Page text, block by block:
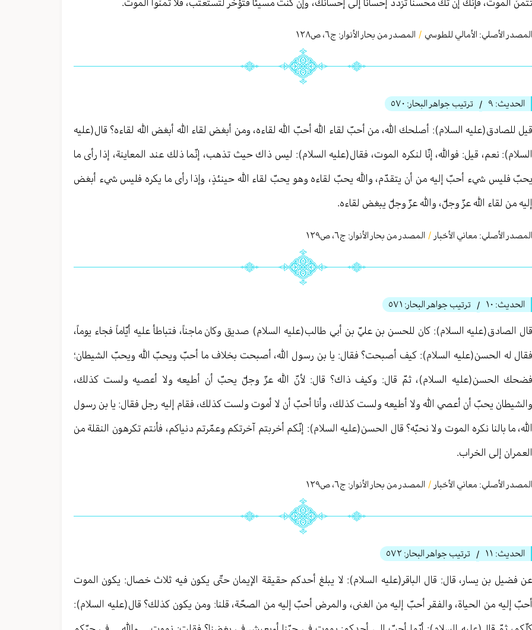
المصدر الأصلي: الأمالي للطوسي / المصدر من بحار الأنوار: ج٦، ص١٢٨
الحديث: ٩ / ترتيب جواهر البحار: ٥٧٠
قيل للصادق(عليه السلام): أصلحك الله، من أحبّ لقاء الله أحبّ الله لقاءه، ومن أبغض لقاء الله أبغض الله لقاءه؟ قال(عليه
السلام): نعم، قيل: فوالله، إنّا لنكره الموت، فقال(عليه السلام): ليس ذاك حيث تذهب، إنّما ذلك عند المعاينة، إذا رأى ما
يحبّ فليس شيء أحبّ إليه من أن يتقدّم، والله يحبّ لقاءه وهو يحبّ لقاء الله حينئذٍ، وإذا رأى ما يكره فليس شيء أبغض
إليه من لقاء الله عزّ وجلّ، والله عزّ وجلّ يبغض لقاءه.
المصدر الأصلي: معاني الأخبار / المصدر من بحار الأنوار: ج٦، ص١٢٩
الحديث: ١٠ / ترتيب جواهر البحار: ٥٧١
قال الصادق(عليه السلام): كان للحسن بن عليّ بن أبي طالب(عليه السلام) صديق وكان ماجناً، فتباطأ عليه أيّاماً فجاء يوماً،
فقال له الحسن(عليه السلام): كيف أصبحت؟ فقال: يا بن رسول الله، أصبحت بخلاف ما أحبّ ويحبّ الله ويحبّ الشيطان؛
فضحك الحسن(عليه السلام)، ثمّ قال: وكيف ذاك؟ قال: لأنّ الله عزّ وجلّ يحبّ أن أطيعه ولا أعصيه ولست كذلك،
والشيطان يحبّ أن أعصي الله ولا أطيعه ولست كذلك، وأنا أحبّ أن لا أموت ولست كذلك، فقام إليه رجل فقال: يا بن رسول
الله، ما بالنا نكره الموت ولا نحبّه؟ قال الحسن(عليه السلام): إنّكم أخربتم آخرتكم وعمّرتم دنياكم، فأنتم تكرهون النقلة من
العمران إلى الخراب.
المصدر الأصلي: معاني الأخبار / المصدر من بحار الأنوار: ج٦، ص١٢٩
الحديث: ١١ / ترتيب جواهر البحار: ٥٧٢
عن فضيل بن یسار، قال: قال الباقر(عليه السلام): لا يبلغ أحدكم حقيقة الإيمان حتّى يكون فيه ثلاث خصال: يكون الموت
أحبّ إليه من الحياة، والفقر أحبّ إليه من الغنى، والمرض أحبّ إليه من الصحّة، قلنا: ومن يكون كذلك؟ قال(عليه السلام):